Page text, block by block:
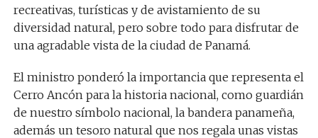
recreativas, turísticas y de avistamiento de su
diversidad natural, pero sobre todo para disfrutar de
una agradable vista de la ciudad de Panamá.
El ministro ponderó la importancia que representa el
Cerro Ancón para la historia nacional, como guardián
de nuestro símbolo nacional, la bandera panameña,
además un tesoro natural que nos regala unas vistas